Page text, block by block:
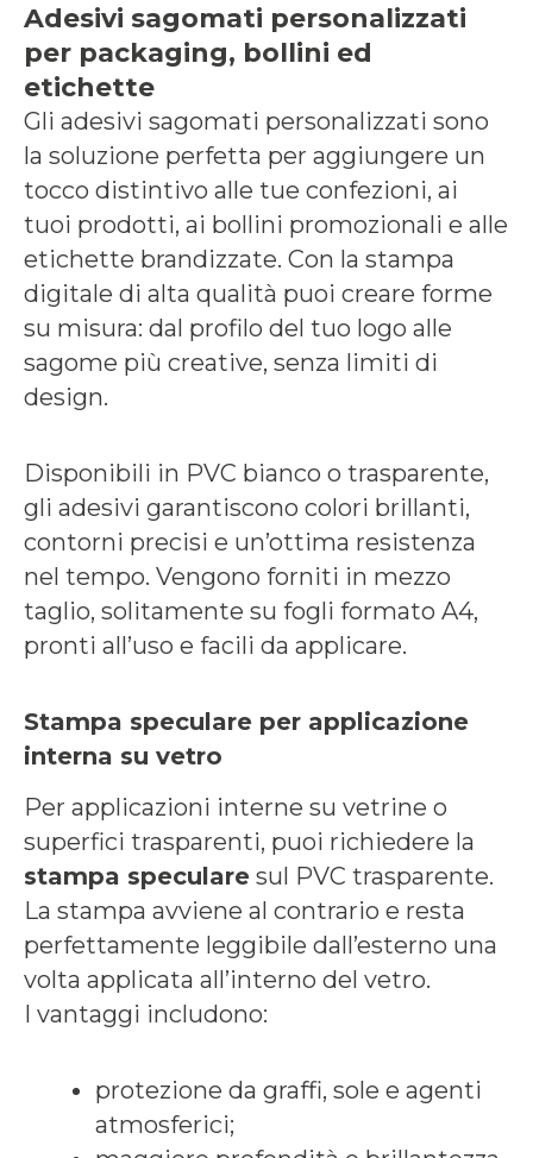
Adesivi sagomati personalizzati
per packaging, bollini ed
etichette
Gli adesivi sagomati personalizzati sono
la soluzione perfetta per aggiungere un
tocco distintivo alle tue confezioni, ai
tuoi prodotti, ai bollini promozionali e alle
etichette brandizzate. Con la stampa
digitale di alta qualità puoi creare forme
su misura: dal profilo del tuo logo alle
sagome più creative, senza limiti di
design.
Disponibili in PVC bianco o trasparente,
gli adesivi garantiscono colori brillanti,
contorni precisi e un’ottima resistenza
nel tempo. Vengono forniti in mezzo
taglio, solitamente su fogli formato A4,
pronti all’uso e facili da applicare.
Stampa speculare per applicazione
interna su vetro
Per applicazioni interne su vetrine o
superfici trasparenti, puoi richiedere la
stampa speculare sul PVC trasparente.
La stampa avviene al contrario e resta
perfettamente leggibile dall’esterno una
volta applicata all’interno del vetro.
I vantaggi includono:
protezione da graffi, sole e agenti
atmosferici;